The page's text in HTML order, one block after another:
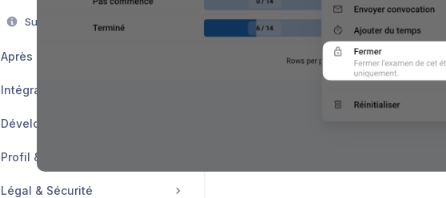
Après l'examen
Intégrations
Développeurs
Profil & Compte
Légal & Sécurité